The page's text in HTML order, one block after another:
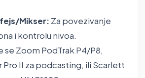
Mikser: Za povezivanje
i kontrolu nivoa.
se Zoom PodTrak P4/P8,
Pro II za podcasting, ili Scarlett